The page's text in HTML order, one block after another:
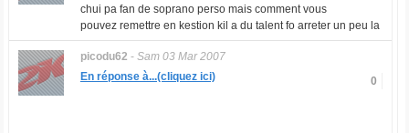
chui pa fan de soprano perso mais comment vous
pouvez remettre en kestion kil a du talent fo arreter un peu la
picodu62 - Sam 03 Mar 2007
0
En réponse à...(cliquez ici)